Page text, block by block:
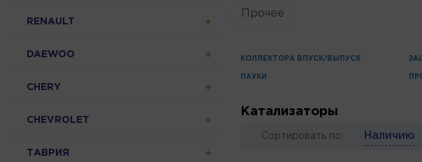
RENAULT
DAEWOO
CHERY
CHEVROLET
ТАВРИЯ
Прочее
КОЛЛЕКТОРА ВПУСК/ВЫПУСК
ПАУКИ
Катализаторы
Сортировать по: Наличию